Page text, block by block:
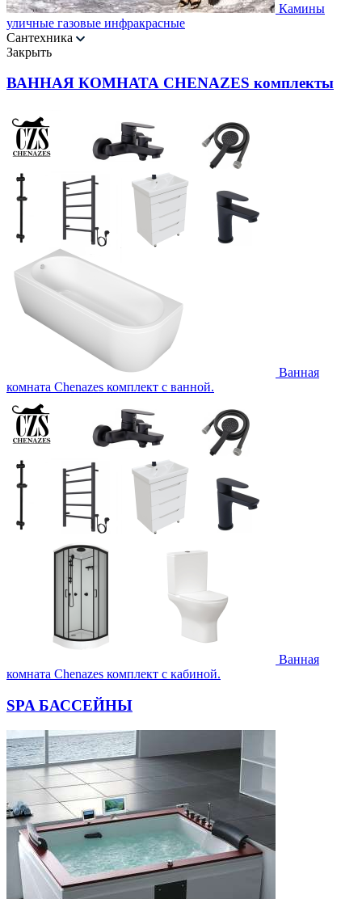
Камины
уличные газовые инфракрасные
Сантехника
Закрыть
ВАННАЯ КОМНАТА CHENAZES комплекты
Ванная
комната Chenazes комплект с ванной.
Ванная
комната Chenazes комплект с кабиной.
SPA БАССЕЙНЫ